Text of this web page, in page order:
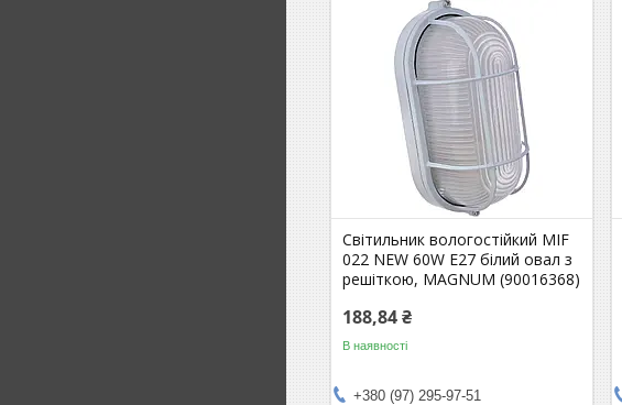
Світильник вологостійкий MIF
022 NEW 60W E27 білий овал з
решіткою, MAGNUM (90016368)
188,84 ₴
В наявності
+380 (97) 295-97-51